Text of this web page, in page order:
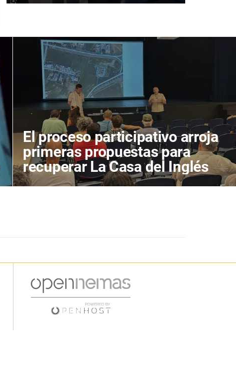
El proceso participativo arroja
primeras propuestas para
recuperar La Casa del Inglés